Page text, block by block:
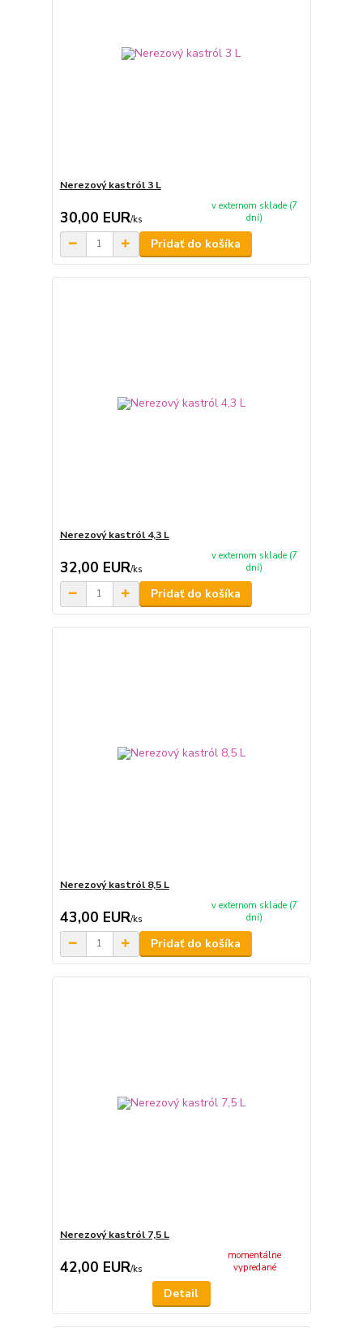
Nerezový kastról 3 L
30,00 EUR/ks
v externom sklade (7
dní)
Pridať do košíka
Nerezový kastról 4,3 L
32,00 EUR/ks
v externom sklade (7
dní)
Pridať do košíka
Nerezový kastról 8,5 L
43,00 EUR/ks
v externom sklade (7
dní)
Pridať do košíka
Nerezový kastról 7,5 L
42,00 EUR/ks
momentálne
vypredané
Detail